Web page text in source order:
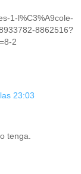
1-l%C3%A9cole-
8862516?
2
23:03
tenga.